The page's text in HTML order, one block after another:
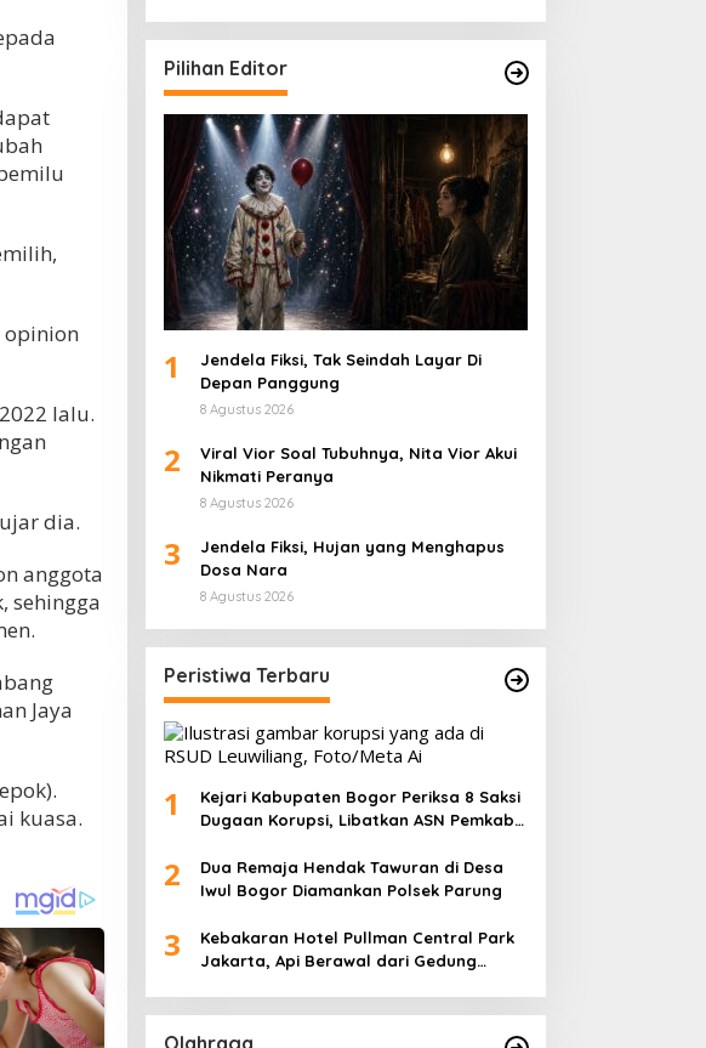
opinion
lalu.
dia.
anggota
sehingga
Jaya
kuasa.
Pilihan Editor
1
Jendela Fiksi, Tak Seindah Layar Di
Depan Panggung
8 Agustus 2026
2
Viral Vior Soal Tubuhnya, Nita Vior Akui
Nikmati Peranya
8 Agustus 2026
3
Jendela Fiksi, Hujan yang Menghapus
Dosa Nara
8 Agustus 2026
Peristiwa Terbaru
1
Kejari Kabupaten Bogor Periksa 8 Saksi
Dugaan Korupsi, Libatkan ASN Pemkab
2
Dua Remaja Hendak Tawuran di Desa
Iwul Bogor Diamankan Polsek Parung
3
Kebakaran Hotel Pullman Central Park
Jakarta, Api Berawal dari Gedung
Raih Poin